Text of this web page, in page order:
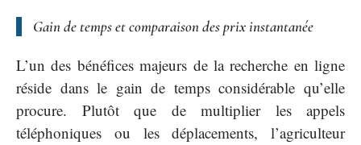
Gain de temps et comparaison des prix instantanée
L’un des bénéfices majeurs de la recherche en ligne
réside dans le gain de temps considérable qu’elle
procure. Plutôt que de multiplier les appels
téléphoniques ou les déplacements, l’agriculteur